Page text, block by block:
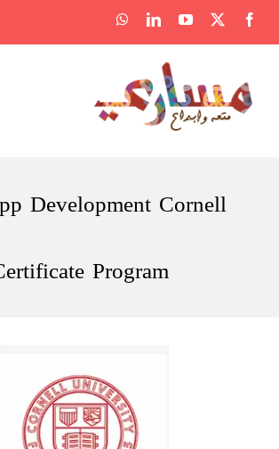
to
content
Facebook
X
YouTube
LinkedIn
WhatsApp
Development Cornell
Program